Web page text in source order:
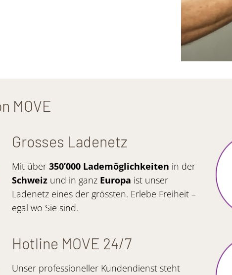
MOVE
Grosses Ladenetz
Mit über 350’000 Lademöglichkeiten in der
Schweiz und in ganz Europa ist unser
Ladenetz eines der grössten. Erlebe Freiheit –
egal wo Sie sind.
Hotline MOVE 24/7
Unser professioneller Kundendienst steht